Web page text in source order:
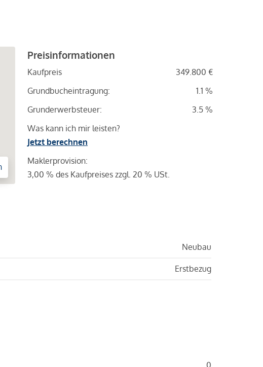
Preisinformationen
Kaufpreis
349.800 €
Grundbucheintragung:
1.1 %
Grunderwerbsteuer:
3.5 %
Was kann ich mir leisten?
Jetzt berechnen
Maklerprovision:
3,00 % des Kaufpreises zzgl. 20 % USt.
Neubau
Erstbezug
0